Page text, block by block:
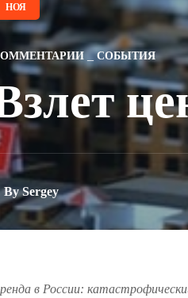
НОЯ
СОБЫТИЯ
BySergey
в России: